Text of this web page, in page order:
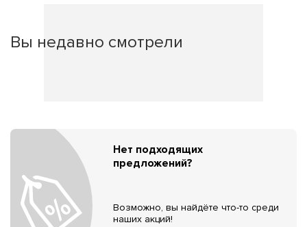
Вы недавно смотрели
Нет подходящих
предложений?
Возможно, вы найдёте что-то среди
наших акций!